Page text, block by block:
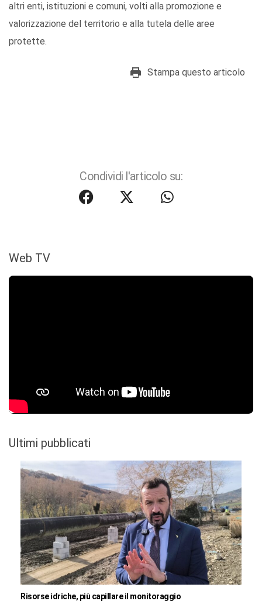
altri enti, istituzioni e comuni, volti alla promozione e
valorizzazione del territorio e alla tutela delle aree
protette.
Stampa questo articolo
Condividi l'articolo su:
Web TV
Ultimi pubblicati
Risorse idriche, più capillare il monitoraggio